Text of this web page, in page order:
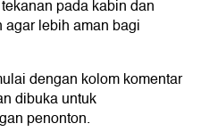
pada kabin dan
lebih aman bagi
dengan kolom komentar
dibuka untuk
penonton.